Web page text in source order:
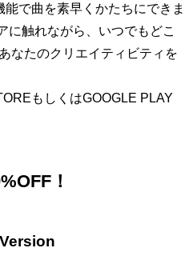
で曲を素早くかたちにできま
に触れながら、いつでもどこ
なたのクリエイティビティを
もしくはGOOGLE PLAY
！